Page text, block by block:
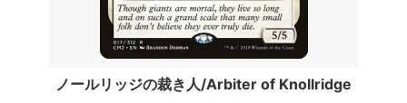
ノールリッジの裁き人/Arbiter of Knollridge